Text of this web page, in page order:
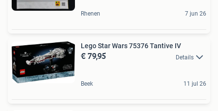
Rhenen 7 jun 26
Lego Star Wars 75376 Tantive IV
€ 79,95 Details
Beek 11 jul 26